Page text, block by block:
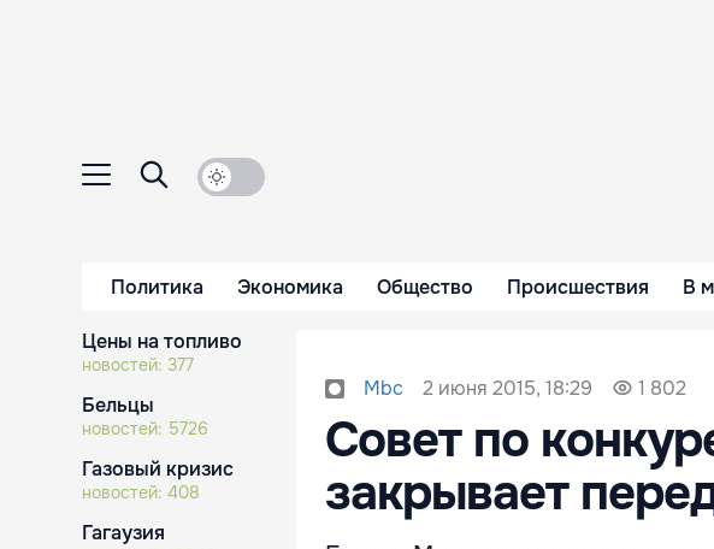
Политика Экономика Общество Происшествия В
Цены на топливо
новостей: 377
Бельцы
новостей: 5726
Газовый кризис
новостей: 408
Гагаузия
Mbc 2 июня 2015, 18:29 1 802
Совет по
закрывает